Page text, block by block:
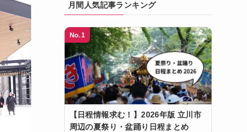
月間人気記事ランキング
No.1
【日程情報求む！】2026年版 立川市
周辺の夏祭り・盆踊り日程まとめ